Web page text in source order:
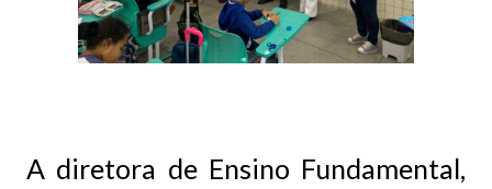
A diretora de Ensino Fundamental,